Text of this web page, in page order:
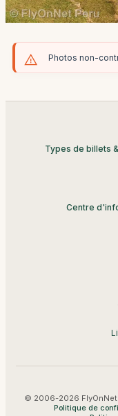
Photos non-
Types de billets
Centre
© 2006-2026 FlyOnNet
Politique de